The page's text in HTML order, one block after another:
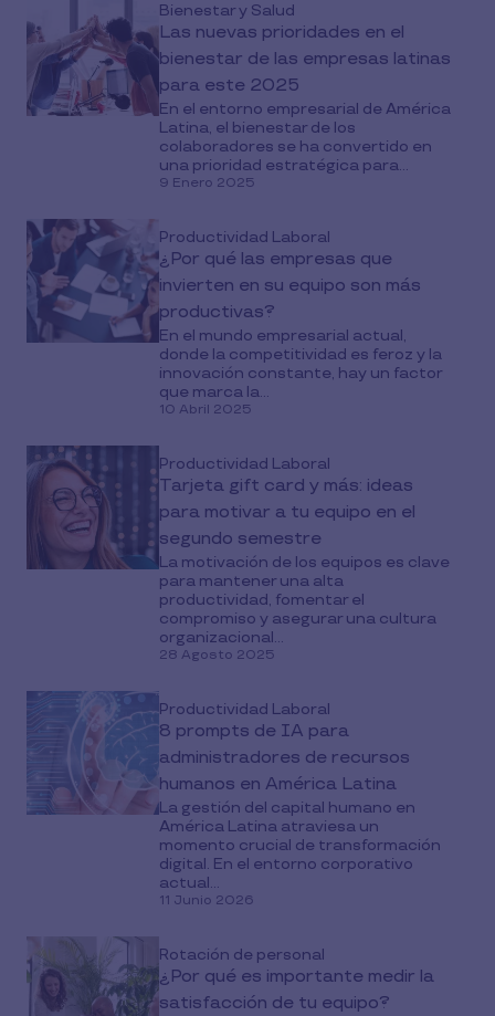
Bienestar y Salud
Las nuevas prioridades en el
bienestar de las empresas latinas
para este 2025
En el entorno empresarial de América
Latina, el bienestar de los
colaboradores se ha convertido en
una prioridad estratégica para...
9 Enero 2025
Productividad Laboral
¿Por qué las empresas que
invierten en su equipo son más
productivas?
En el mundo empresarial actual,
donde la competitividad es feroz y la
innovación constante, hay un factor
que marca la...
10 Abril 2025
Productividad Laboral
Tarjeta gift card y más: ideas
para motivar a tu equipo en el
segundo semestre
La motivación de los equipos es clave
para mantener una alta
productividad, fomentar el
compromiso y asegurar una cultura
organizacional...
28 Agosto 2025
Productividad Laboral
8 prompts de IA para
administradores de recursos
humanos en América Latina
La gestión del capital humano en
América Latina atraviesa un
momento crucial de transformación
digital. En el entorno corporativo
actual...
11 Junio 2026
Rotación de personal
¿Por qué es importante medir la
satisfacción de tu equipo?